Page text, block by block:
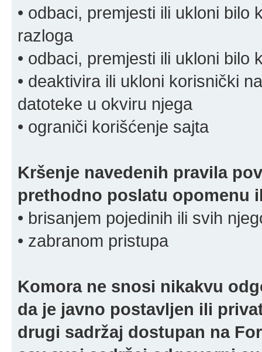
• odbaci, premjesti ili ukloni bilo
razloga
• odbaci, premjesti ili ukloni bilo
• deaktivira ili ukloni korisnički
datoteke u okviru njega
• ograniči korišćenje sajta
Kršenje navedenih pravila
prethodno poslatu opomenu
• brisanjem pojedinih ili svih
• zabranom pristupa
Komora ne snosi nikakvu
da je javno postavljen ili
drugi sadržaj dostupan na